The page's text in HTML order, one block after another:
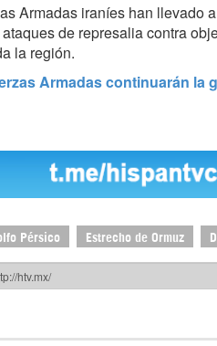
Armadas iraníes han llevado
de represalia contra
la región.
Armadas continuarán la
Pérsico Estrecho de Ormuz